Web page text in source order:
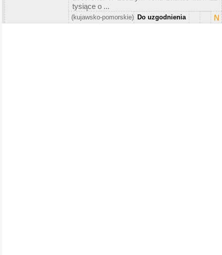
tysiące o ...
(kujawsko-pomorskie) Do uzgodnienia